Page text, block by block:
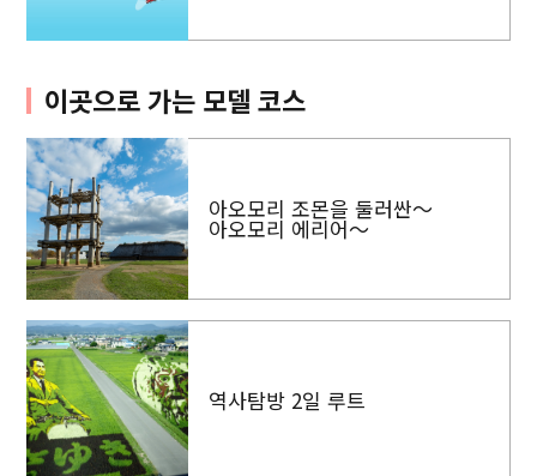
이곳으로 가는 모델 코스
아오모리 조몬을 둘러싼～
아오모리 에리어～
역사탐방 2일 루트